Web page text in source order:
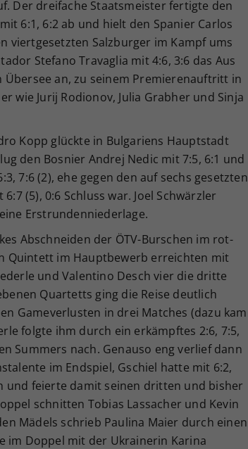
Der dreifache Staatsmeister fertigte den
6:1, 6:2 ab und hielt den Spanier Carlos
viertgesetzten Salzburger im Kampf ums
Stefano Travaglia mit 4:6, 3:6 das Aus
an, zu seinem Premierenauftritt in
wie Jurij Rodionov, Julia Grabher und Sinja
Kopp glückte in Bulgariens Hauptstadt
den Bosnier Andrej Nedic mit 7:5, 6:1 und
7:6 (2), ehe gegen den auf sechs gesetzten
(5), 0:6 Schluss war. Joel Schwärzler
Erstrundenniederlage.
Abschneiden der ÖTV-Burschen im rot-
Quintett im Hauptbewerb erreichten mit
und Valentino Desch vier die dritte
Quartetts ging die Reise deutlich
Gameverlusten in drei Matches (dazu kam
folgte ihm durch ein erkämpftes 2:6, 7:5,
Summers nach. Genauso eng verlief dann
im Endspiel, Gschiel hatte mit 6:2,
und feierte damit seinen dritten und bisher
schnitten Tobias Lassacher und Kevin
Mädels schrieb Paulina Maier durch einen
im Doppel mit der Ukrainerin Karina